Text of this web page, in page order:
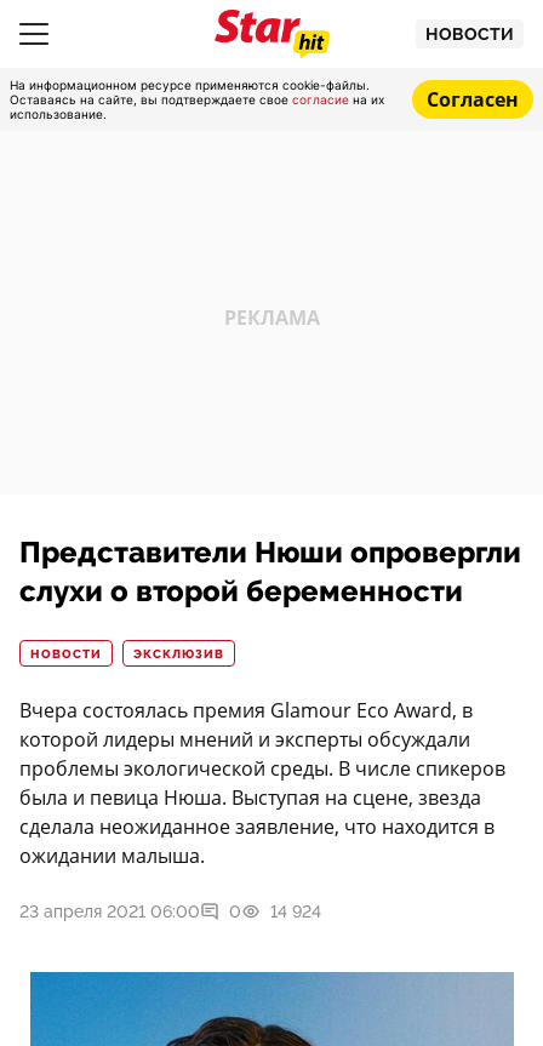
НОВОСТИ
На информационном ресурсе применяются cookie-файлы.
Оставаясь на сайте, вы подтверждаете свое согласие на их
использование.
Согласен
Представители Нюши опровергли
слухи о второй беременности
НОВОСТИ ЭКСКЛЮЗИВ
Вчера состоялась премия Glamour Eco Award, в
которой лидеры мнений и эксперты обсуждали
проблемы экологической среды. В числе спикеров
была и певица Нюша. Выступая на сцене, звезда
сделала неожиданное заявление, что находится в
ожидании малыша.
23 апреля 2021 06:00 0 14 924